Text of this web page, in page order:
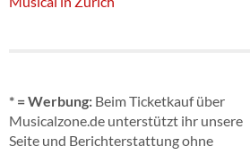
* = Werbung: Beim Ticketkauf über
Musicalzone.de unterstützt ihr unsere
Seite und Berichterstattung ohne